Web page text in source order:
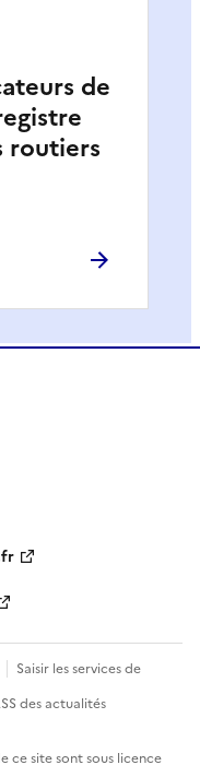
de
routiers
Saisir les services de
des actualités
ce site sont sous licence